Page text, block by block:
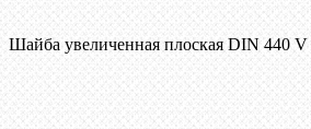
Шайба увеличенная плоская DIN 440